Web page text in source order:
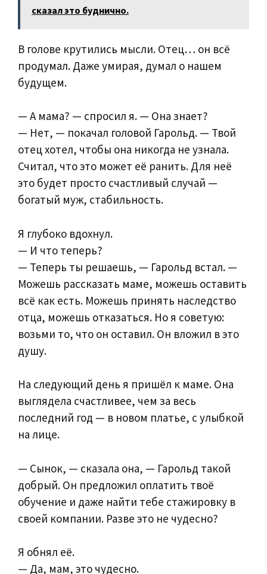
сказал это буднично.
В голове крутились мысли. Отец… он всё
продумал. Даже умирая, думал о нашем
будущем.
— А мама? — спросил я. — Она знает?
— Нет, — покачал головой Гарольд. — Твой
отец хотел, чтобы она никогда не узнала.
Считал, что это может её ранить. Для неё
это будет просто счастливый случай —
богатый муж, стабильность.
Я глубоко вдохнул.
— И что теперь?
— Теперь ты решаешь, — Гарольд встал. —
Можешь рассказать маме, можешь оставить
всё как есть. Можешь принять наследство
отца, можешь отказаться. Но я советую:
возьми то, что он оставил. Он вложил в это
душу.
На следующий день я пришёл к маме. Она
выглядела счастливее, чем за весь
последний год — в новом платье, с улыбкой
на лице.
— Сынок, — сказала она, — Гарольд такой
добрый. Он предложил оплатить твоё
обучение и даже найти тебе стажировку в
своей компании. Разве это не чудесно?
Я обнял её.
— Да, мам, это чудесно.